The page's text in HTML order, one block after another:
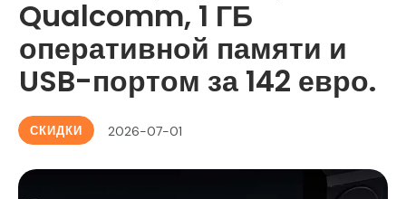
Qualcomm, 1 ГБ
оперативной памяти и
USB-портом за 142 евро.
СКИДКИ 2026-07-01